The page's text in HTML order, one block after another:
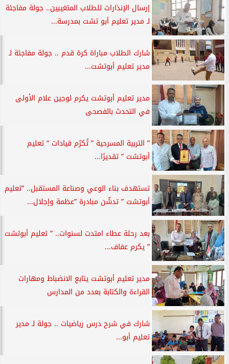
إرسال الإنذارات للطلاب المتغيبين.. جولة مفاجئة
لـ مدير تعليم أبو تشت بمدرسة...
شارك الطلاب مباراة كرة قدم .. جولة مفاجئة لـ
مدير تعليم أبوتشت...
مدير تعليم أبوتشت يكرم لوجين علام الأولى
في التحدث بالفصحى
” التربية المسرحية ” تُكرّم قيادات ” تعليم
أبوتشت ” تقديرًا...
تستهدف بناء الوعي وصناعة المستقبل.. ”تعليم
أبوتشت ” تدشّن مبادرة ”عظمة وإجلال...
بعد رحلة عطاء امتدت لسنوات.. ” تعليم أبوتشت
” يكرم عفاف...
مدير تعليم أبوتشت يتابع الانضباط ومهارات
القراءة والكتابة بعدد من المدارس
شارك في شرح درس رياضيات .. جولة لـ مدير
تعليم أبو...